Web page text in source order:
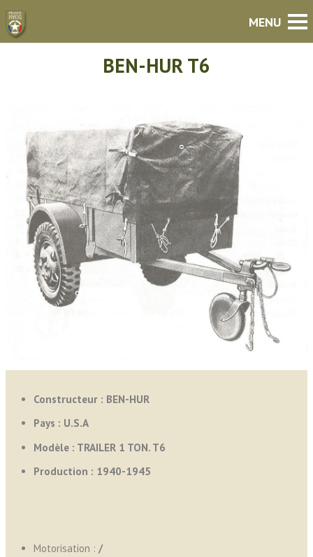
BEN-HUR T6
Constructeur : BEN-HUR
Pays : U.S.A
Modèle : TRAILER 1 TON. T6
Production : 1940-1945
Motorisation : /